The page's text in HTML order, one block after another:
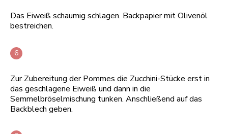
Das Eiweiß schaumig schlagen. Backpapier mit Olivenöl
bestreichen.
Zur Zubereitung der Pommes die Zucchini-Stücke erst in
das geschlagene Eiweiß und dann in die
Semmelbröselmischung tunken. Anschließend auf das
Backblech geben.